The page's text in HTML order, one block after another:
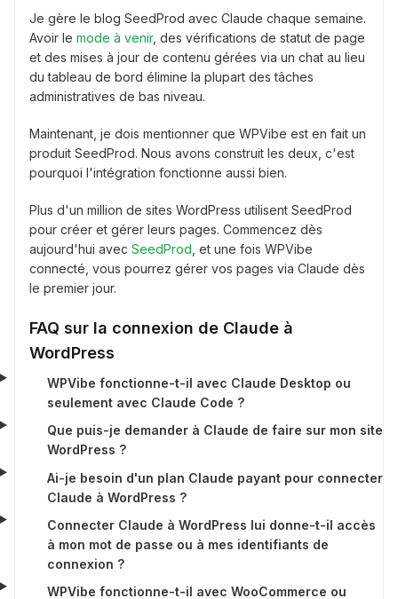
Je gère le blog SeedProd avec Claude chaque semaine.
Avoir le mode à venir, des vérifications de statut de page
et des mises à jour de contenu gérées via un chat au lieu
du tableau de bord élimine la plupart des tâches
administratives de bas niveau.
Maintenant, je dois mentionner que WPVibe est en fait un
produit SeedProd. Nous avons construit les deux, c'est
pourquoi l'intégration fonctionne aussi bien.
Plus d'un million de sites WordPress utilisent SeedProd
pour créer et gérer leurs pages. Commencez dès
aujourd'hui avec SeedProd , et une fois WPVibe
connecté, vous pourrez gérer vos pages via Claude dès
le premier jour.
FAQ sur la connexion de Claude à
WordPress
WPVibe fonctionne-t-il avec Claude Desktop ou
seulement avec Claude Code ?
Que puis-je demander à Claude de faire sur mon site
WordPress ?
Ai-je besoin d'un plan Claude payant pour connecter
Claude à WordPress ?
Connecter Claude à WordPress lui donne-t-il accès
à mon mot de passe ou à mes identifiants de
connexion ?
WPVibe fonctionne-t-il avec WooCommerce ou